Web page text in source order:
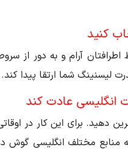
کنید
آرام و به دور از
لیسنینگ شما ارتقا پیدا کند.
انگلیسی عادت کند
دهید. برای این کار در
منابع مختلف انگلیسی گوش